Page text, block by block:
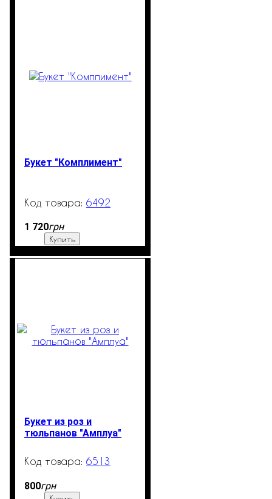
Букет "Комплимент"
6492
1 720грн
Купить
Букет из роз и
тюльпанов "Амплуа"
6513
800грн